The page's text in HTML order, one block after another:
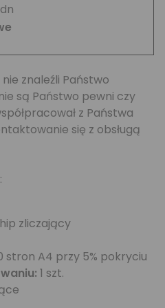
znaleźli Państwo
są Państwo pewni czy
z Państwa
się z obsługą
zliczający
stron A4 przy 5% pokryciu
1 szt.